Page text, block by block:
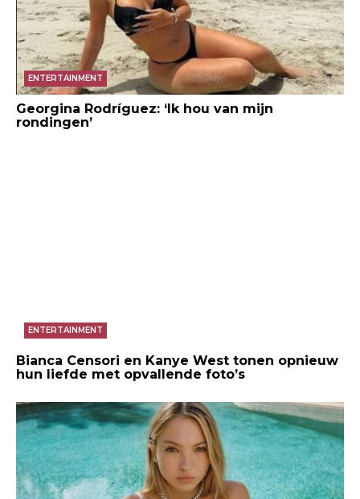
ENTERTAINMENT
Georgina Rodríguez: ‘Ik hou van mijn
rondingen’
ENTERTAINMENT
Bianca Censori en Kanye West tonen opnieuw
hun liefde met opvallende foto’s